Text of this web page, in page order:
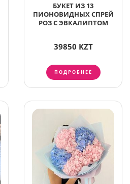
БУКЕТ ИЗ 13
ПИОНОВИДНЫХ СПРЕЙ
РОЗ С ЭВКАЛИПТОМ
39850 KZT
ПОДРОБНЕЕ